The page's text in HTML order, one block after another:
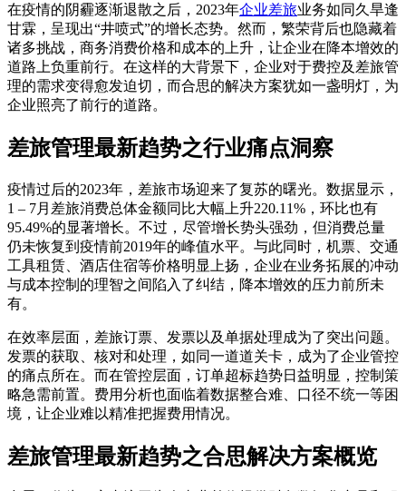
在疫情的阴霾逐渐退散之后，2023年企业差旅业务如同久旱逢
甘霖，呈现出“井喷式”的增长态势。然而，繁荣背后也隐藏着
诸多挑战，商务消费价格和成本的上升，让企业在降本增效的
道路上负重前行。在这样的大背景下，企业对于费控及差旅管
理的需求变得愈发迫切，而合思的解决方案犹如一盏明灯，为
企业照亮了前行的道路。
差旅管理最新趋势之行业痛点洞察
疫情过后的2023年，差旅市场迎来了复苏的曙光。数据显示，
1 – 7月差旅消费总体金额同比大幅上升220.11%，环比也有
95.49%的显著增长。不过，尽管增长势头强劲，但消费总量
仍未恢复到疫情前2019年的峰值水平。与此同时，机票、交通
工具租赁、酒店住宿等价格明显上扬，企业在业务拓展的冲动
与成本控制的理智之间陷入了纠结，降本增效的压力前所未
有。
在效率层面，差旅订票、发票以及单据处理成为了突出问题。
发票的获取、核对和处理，如同一道道关卡，成为了企业管控
的痛点所在。而在管控层面，订单超标趋势日益明显，控制策
略急需前置。费用分析也面临着数据整合难、口径不统一等困
境，让企业难以精准把握费用情况。
差旅管理最新趋势之合思解决方案概览